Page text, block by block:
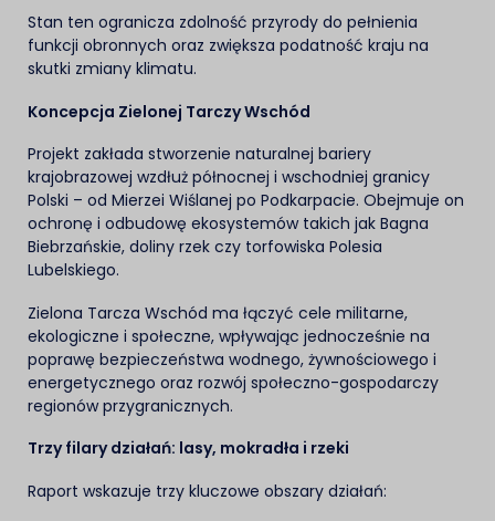
Stan ten ogranicza zdolność przyrody do pełnienia
funkcji obronnych oraz zwiększa podatność kraju na
skutki zmiany klimatu.
Koncepcja Zielonej Tarczy Wschód
Projekt zakłada stworzenie naturalnej bariery
krajobrazowej wzdłuż północnej i wschodniej granicy
Polski – od Mierzei Wiślanej po Podkarpacie. Obejmuje on
ochronę i odbudowę ekosystemów takich jak Bagna
Biebrzańskie, doliny rzek czy torfowiska Polesia
Lubelskiego.
Zielona Tarcza Wschód ma łączyć cele militarne,
ekologiczne i społeczne, wpływając jednocześnie na
poprawę bezpieczeństwa wodnego, żywnościowego i
energetycznego oraz rozwój społeczno-gospodarczy
regionów przygranicznych.
Trzy filary działań: lasy, mokradła i rzeki
Raport wskazuje trzy kluczowe obszary działań: